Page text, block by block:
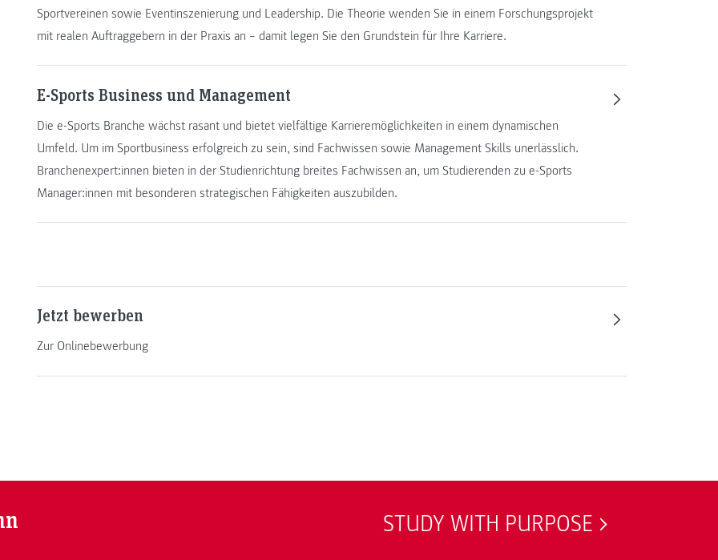
Sportvereinen sowie Eventinszenierung und Leadership. Die Theorie wenden Sie in einem Forschungsprojekt
mit realen Auftraggebern in der Praxis an – damit legen Sie den Grundstein für Ihre Karriere.
E-Sports Business und Management
Die e-Sports Branche wächst rasant und bietet vielfältige Karrieremöglichkeiten in einem dynamischen
Umfeld. Um im Sportbusiness erfolgreich zu sein, sind Fachwissen sowie Management Skills unerlässlich.
Branchenexpert:innen bieten in der Studienrichtung breites Fachwissen an, um Studierenden zu e-Sports
Manager:innen mit besonderen strategischen Fähigkeiten auszubilden.
Jetzt bewerben
Zur Onlinebewerbung
STUDY WITH PURPOSE